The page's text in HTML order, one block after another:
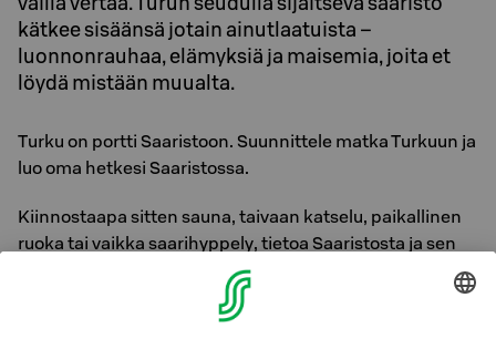
kätkee sisäänsä jotain ainutlaatuista –
luonnonrauhaa, elämyksiä ja maisemia, joita et
löydä mistään muualta.
Turku on portti Saaristoon. Suunnittele matka Turkuun ja
luo oma hetkesi Saaristossa.
Kiinnostaapa sitten sauna, taivaan katselu, paikallinen
ruoka tai vaikka saarihyppely, tietoa Saaristosta ja sen
ihmisistä löydät saaristo.fistä.
Tutustu lisää saaristo.fi >>